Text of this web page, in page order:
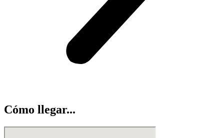
Cómo llegar...